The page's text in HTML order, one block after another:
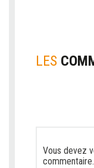
LES
Vous devez
commentaire.